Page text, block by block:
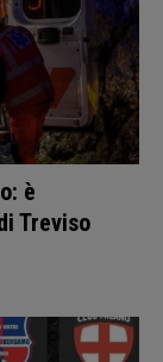
è
Treviso